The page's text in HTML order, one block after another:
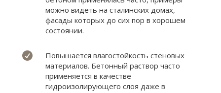
можно видеть на сталинских домах,
фасады которых до сих пор в хорошем
состоянии.

Повышается влагостойкость стеновых
материалов. Бетонный раствор часто
применяется в качестве
гидроизолирующего слоя даже в